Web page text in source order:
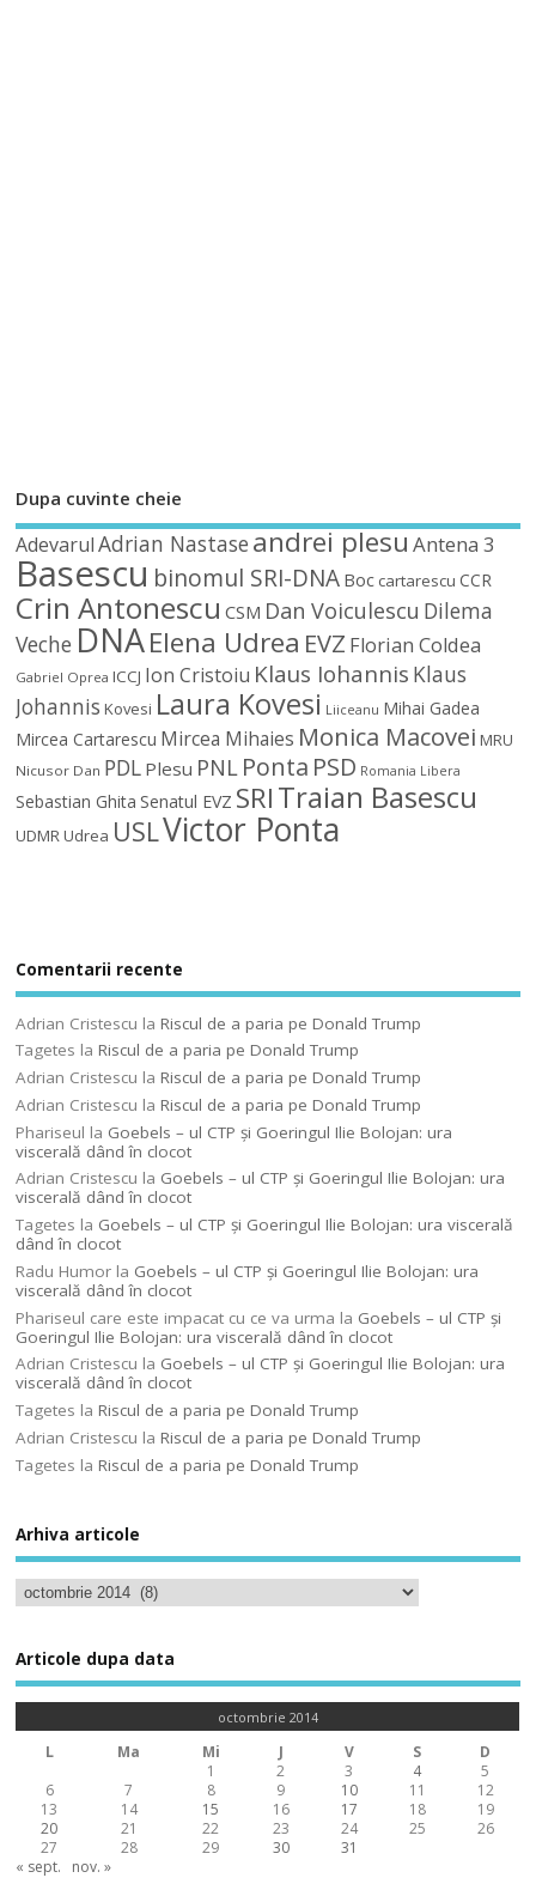
Dupa cuvinte cheie
Adevarul Adrian Nastaseandrei plesuAntena 3
Basescu binomul SRI-DNA Boc cartarescu CCR
Crin Antonescu CSM Dan Voiculescu Dilema
Veche DNAElena Udrea EVZ Florian Coldea
Gabriel Oprea ICCJ Ion Cristoiu Klaus Iohannis Klaus
Johannis Kovesi Laura Kovesi Liiceanu Mihai Gadea
Mircea Cartarescu Mircea Mihaies Monica Macovei MRU
Nicusor Dan PDL Plesu PNL Ponta PSD Romania Libera
Sebastian Ghita Senatul EVZ SRITraian Basescu
UDMRUdrea USLVictor Ponta
Comentarii recente
Adrian Cristescu laRiscul de a paria pe Donald Trump
Tagetes laRiscul de a paria pe Donald Trump
Adrian Cristescu laRiscul de a paria pe Donald Trump
Adrian Cristescu laRiscul de a paria pe Donald Trump
Phariseul la Goebels – ul CTP şi Goeringul Ilie Bolojan: ura
viscerală dând în clocot
Adrian Cristescu la Goebels – ul CTP şi Goeringul Ilie Bolojan: ura
viscerală dând în clocot
Tagetes la Goebels – ul CTP şi Goeringul Ilie Bolojan: ura viscerală
dând în clocot
Radu Humor la Goebels – ul CTP şi Goeringul Ilie Bolojan: ura
viscerală dând în clocot
Phariseul care este impacat cu ce va urma la Goebels – ul CTP şi
Goeringul Ilie Bolojan: ura viscerală dând în clocot
Adrian Cristescu la Goebels – ul CTP şi Goeringul Ilie Bolojan: ura
viscerală dând în clocot
Tagetes laRiscul de a paria pe Donald Trump
Adrian Cristescu laRiscul de a paria pe Donald Trump
Tagetes laRiscul de a paria pe Donald Trump
Arhiva articole
Articole dupa data
octombrie 2014
L Ma Mi J V S
D
1
2 3 4
5
6
7 8 9 10 11
12
13
14 15 16 17 18
19
20
21 22 23 24 25
26
27
28 29 30
31
« sept.
nov. »